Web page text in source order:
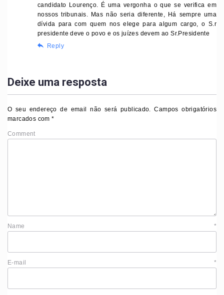
candidato Lourenço. É uma vergonha o que se verifica em
nossos tribunais. Mas não seria diferente, Há sempre uma
dívida para com quem nos elege para algum cargo, o S.r
presidente deve o povo e os juízes devem ao Sr.Presidente
Reply
Deixe uma resposta
O seu endereço de email não será publicado. Campos obrigatórios
marcados com*
Comment
Name *
E-mail *